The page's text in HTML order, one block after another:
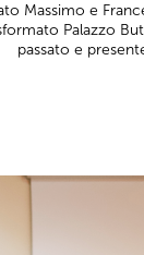
Massimo e
Palazzo
passato e